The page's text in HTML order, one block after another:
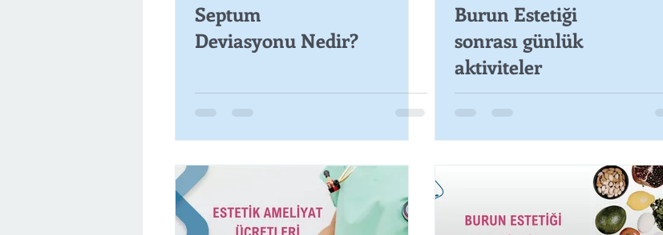
Septum
Deviasyonu Nedir?
Burun Estetiği
sonrası günlük
aktiviteler